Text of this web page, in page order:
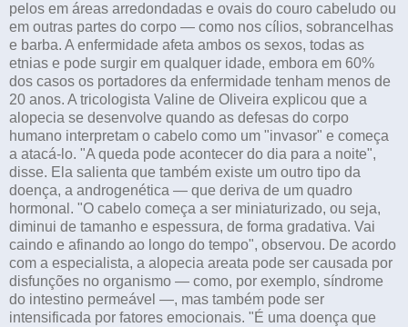
pelos em áreas arredondadas e ovais do couro cabeludo ou
em outras partes do corpo — como nos cílios, sobrancelhas
e barba. A enfermidade afeta ambos os sexos, todas as
etnias e pode surgir em qualquer idade, embora em 60%
dos casos os portadores da enfermidade tenham menos de
20 anos. A tricologista Valine de Oliveira explicou que a
alopecia se desenvolve quando as defesas do corpo
humano interpretam o cabelo como um "invasor" e começa
a atacá-lo. "A queda pode acontecer do dia para a noite",
disse. Ela salienta que também existe um outro tipo da
doença, a androgenética — que deriva de um quadro
hormonal. "O cabelo começa a ser miniaturizado, ou seja,
diminui de tamanho e espessura, de forma gradativa. Vai
caindo e afinando ao longo do tempo", observou. De acordo
com a especialista, a alopecia areata pode ser causada por
disfunções no organismo — como, por exemplo, síndrome
do intestino permeável —, mas também pode ser
intensificada por fatores emocionais. "É uma doença que